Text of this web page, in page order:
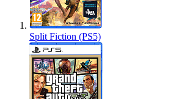
Split Fiction (PS5)